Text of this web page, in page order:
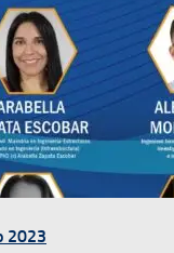
2023